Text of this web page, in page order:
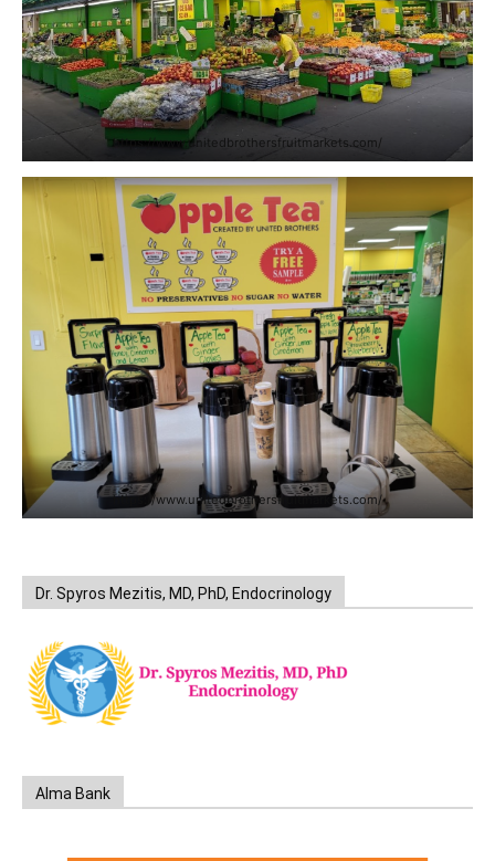
https://www.unitedbrothersfruitmarkets.com/
https://www.unitedbrothersfruitmarkets.com/
Dr. Spyros Mezitis, MD, PhD, Endocrinology
Alma Bank